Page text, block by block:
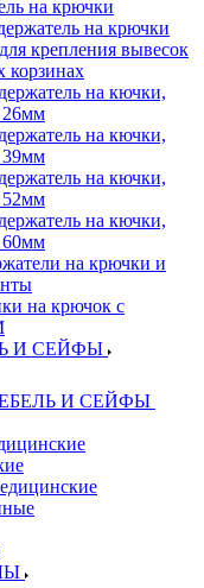
на крючки
на крючки
крепления вывесок
корзинах
на кючки,
26мм
на кючки,
39мм
на кючки,
52мм
на кючки,
60мм
на крючки и
на крючок с
И СЕЙФЫ
И СЕЙФЫ